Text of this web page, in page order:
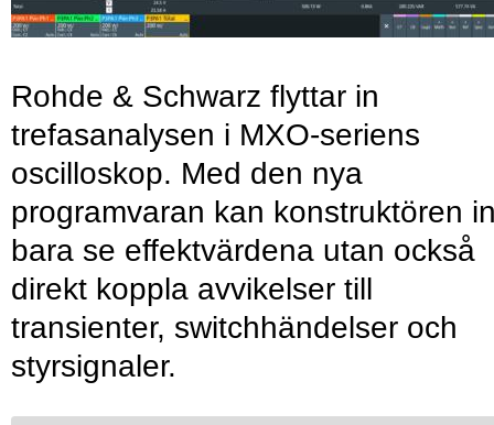
Rohde & Schwarz flyttar in
trefasanalysen i MXO-seriens
oscilloskop. Med den nya
programvaran kan konstruktören
bara se effektvärdena utan också
direkt koppla avvikelser till
transienter, switchhändelser och
styrsignaler.